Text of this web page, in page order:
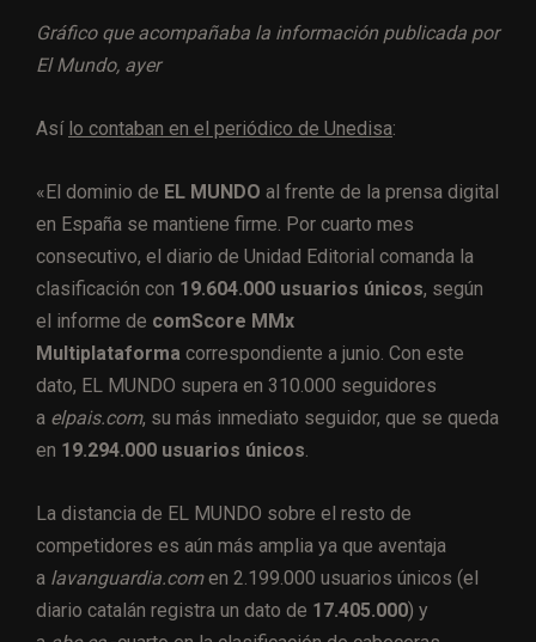
Gráfico que acompañaba la información publicada por
El Mundo, ayer
Así lo contaban en el periódico de Unedisa:
«El dominio de EL MUNDO al frente de la prensa digital
en España se mantiene firme. Por cuarto mes
consecutivo, el diario de Unidad Editorial comanda la
clasificación con 19.604.000 usuarios únicos, según
el informe de comScore MMx
Multiplataforma correspondiente a junio. Con este
dato, EL MUNDO supera en 310.000 seguidores
a elpais.com, su más inmediato seguidor, que se queda
en 19.294.000 usuarios únicos
La distancia de EL MUNDO sobre el resto de
competidores es aún más amplia ya que aventaja
a lavanguardia.comen 2.199.000 usuarios únicos (el
diario catalán registra un dato de 17.405.000) y